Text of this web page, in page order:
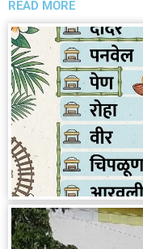
READ MORE